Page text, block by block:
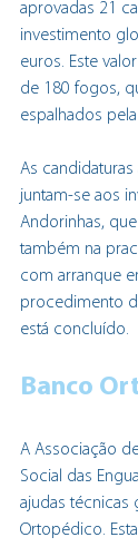
aprovadas 21
investimento
euros. Este
de 180 fogos,
espalhados
As
juntam-se aos
Andorinhas,
também na
com arranque
procedimento
está concluído.
Banco
A Associação
Social das
ajudas técnicas
Ortopédico.